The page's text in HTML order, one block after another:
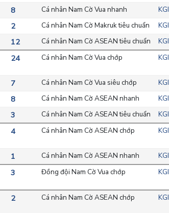
8 Cá nhân Nam Cờ Vua nhanh KGI
2 Cá nhân Nam Cờ Makruk tiêu chuẩn KGI
12 Cá nhân Nam Cờ ASEAN tiêu chuẩn KGI
24 Cá nhân Nam Cờ Vua chớp KGI
7 Cá nhân Nam Cờ Vua siêu chớp KGI
8 Cá nhân Nam Cờ ASEAN nhanh KGI
3 Cá nhân Nam Cờ ASEAN tiêu chuẩn KGI
4 Cá nhân Nam Cờ ASEAN chớp KGI
1 Cá nhân Nam Cờ ASEAN nhanh KGI
3 Đồng đội Nam Cờ Vua chớp KGI
2 Cá nhân Nam Cờ ASEAN chớp KGI